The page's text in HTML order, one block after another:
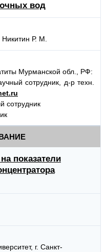
вод
Р. М.
Мурманской обл., РФ:
сотрудник, д-р техн.
сотрудник
показатели
г. Санкт-